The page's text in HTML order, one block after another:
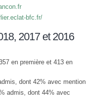
bfc.fr/
2017 et 2016
en première et 413 en
dont 42% avec mention
admis, dont 44% avec